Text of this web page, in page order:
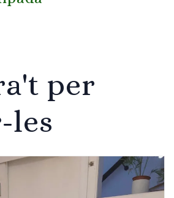
per
les